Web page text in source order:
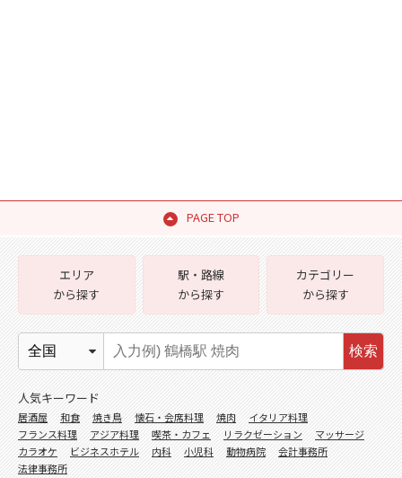
PAGE TOP
エリア
から探す
駅・路線
から探す
カテゴリー
から探す
検索
人気キーワード
居酒屋 和食 焼き鳥 懐石・会席料理 焼肉
イタリア料理
フランス料理
アジア料理 喫茶・カフェ リラクゼーション
マッサージ
カラオケ
ビジネスホテル 内科 小児科 動物病院
会計事務所
法律事務所